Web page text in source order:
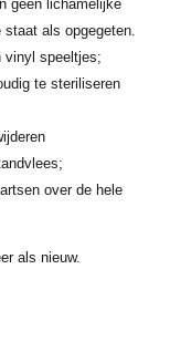
geen lichamelijke
als opgegeten.
vinyl speeltjes;
te steriliseren
over de hele
als nieuw.